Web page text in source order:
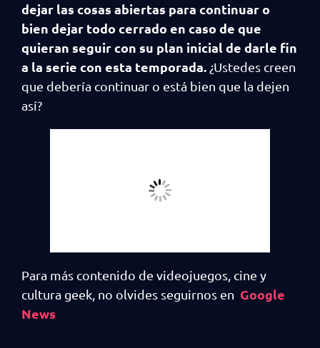
dejar las cosas abiertas para continuar o
bien dejar todo cerrado en caso de que
quieran seguir con su plan inicial de darle fin
a la serie con esta temporada. ¿Ustedes creen
que debería continuar o está bien que la dejen
así?
Para más contenido de videojuegos, cine y
cultura geek, no olvides seguirnos en Google
News